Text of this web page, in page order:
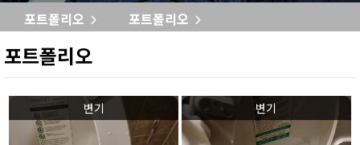
포트폴리오 포트폴리오
포트폴리오
변기 변기